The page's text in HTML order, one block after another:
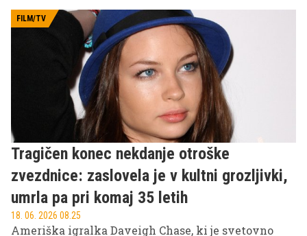
otrok in zelo zgodaj postala ena največjih zvezd
Hollywooda, kar je močno vplivalo tudi na njeno
željo po zasebnosti.
FILM/TV
Tragičen konec nekdanje otroške
zvezdnice: zaslovela je v kultni grozljivki,
umrla pa pri komaj 35 letih
18. 06. 2026 08.25
Ameriška igralka Daveigh Chase, ki je svetovno